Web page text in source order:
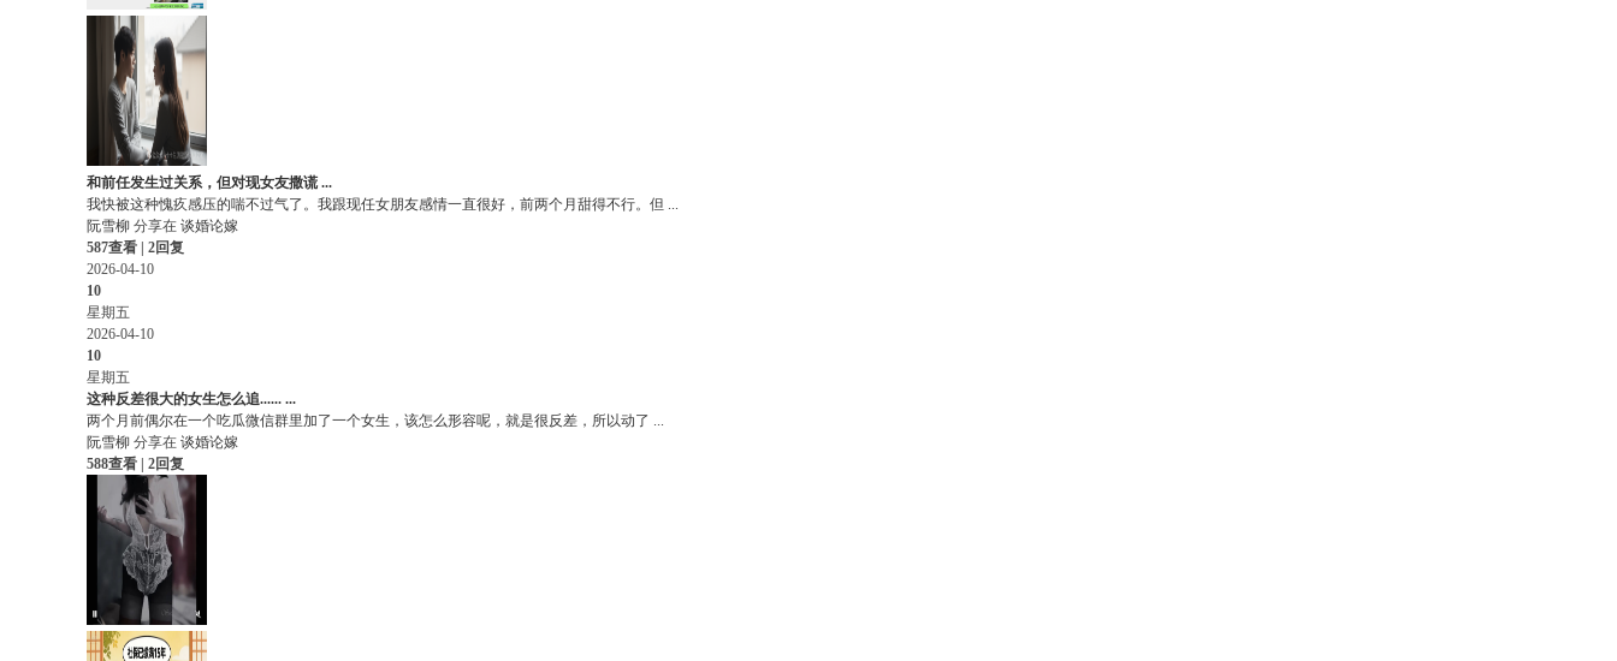
和前任发生过关系，但对现女友撒谎 ...
我快被这种愧疚感压的喘不过气了。我跟现任女朋友感情一直很好，前两个月甜得不行。但 ...
阮雪柳 分享在 谈婚论嫁
587查看 | 2回复
2026-04-10
10
星期五
2026-04-10
10
星期五
这种反差很大的女生怎么追...... ...
两个月前偶尔在一个吃瓜微信群里加了一个女生，该怎么形容呢，就是很反差，所以动了 ...
阮雪柳 分享在 谈婚论嫁
588查看 | 2回复